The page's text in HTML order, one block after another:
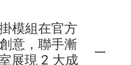
模組在官方
意，聯手漸
展現 2 大成